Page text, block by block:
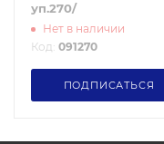
уп.270/
Нет в наличии
Код: 091270
ПОДПИСАТЬСЯ